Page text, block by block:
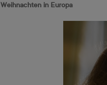
Weihnachten in Europa